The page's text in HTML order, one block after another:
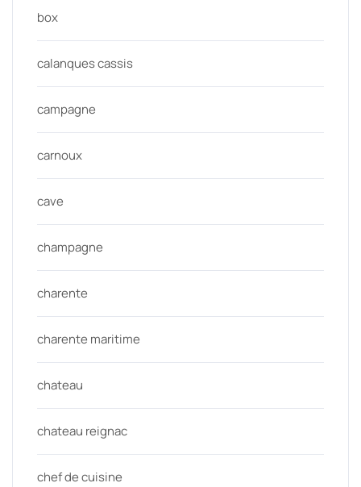
box
calanques cassis
campagne
carnoux
cave
champagne
charente
charente maritime
chateau
chateau reignac
chef de cuisine